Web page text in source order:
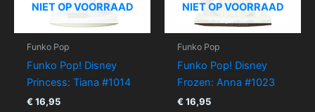
NIET OP VOORRAAD
Funko Pop
Funko Pop! Disney
Princess: Tiana #1014
€ 16,95
NIET OP VOORRAAD
Funko Pop
Funko Pop! Disney
Frozen: Anna #1023
€ 16,95